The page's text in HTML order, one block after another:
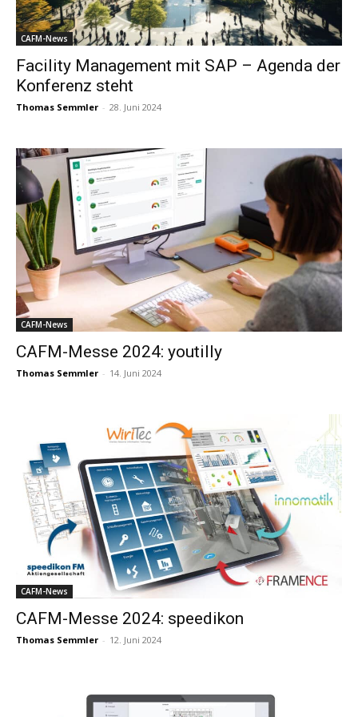
CAFM-News
Facility Management mit SAP – Agenda der
Konferenz steht
Thomas Semmler - 28. Juni 2024
CAFM-News
CAFM-Messe 2024: youtilly
Thomas Semmler - 14. Juni 2024
CAFM-News
CAFM-Messe 2024: speedikon
Thomas Semmler - 12. Juni 2024